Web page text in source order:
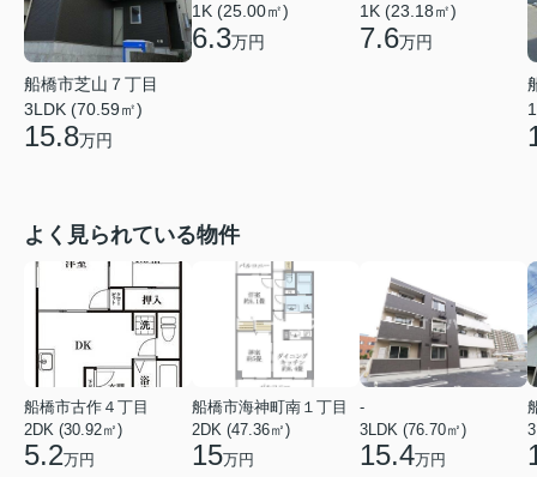
船橋市芝山７丁目
3LDK (70.59㎡)
15.8万円
1K (25.00㎡)
6.3万円
1K (23.18㎡)
7.6万円
よく見られている物件
船橋市古作４丁目
2DK (30.92㎡)
5.2万円
船橋市海神町南１丁目
2DK (47.36㎡)
15万円
-
3LDK (76.70㎡)
15.4万円